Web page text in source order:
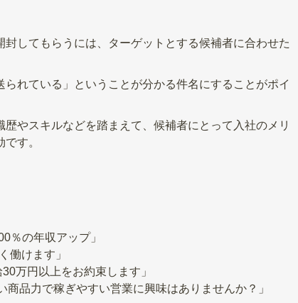
してもらうには、ターゲットとする候補者に合わせた
れている」ということが分かる件名にすることがポイ
やスキルなどを踏まえて、候補者にとって入社のメリ
す。
％の年収アップ」
働けます」
万円以上をお約束します」
商品力で稼ぎやすい営業に興味はありませんか？」